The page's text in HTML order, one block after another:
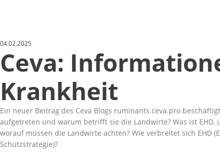
04.02.2025
Ceva:
Krankheit
Ein neuer Beitrag des Ceva Blogs ruminants.ceva.pro
aufgetreten und warum betrifft sie die Landwirte? Was ist
worauf müssen die Landwirte achten? Wie verbreitet sich EHD
Schutzstrategie)?